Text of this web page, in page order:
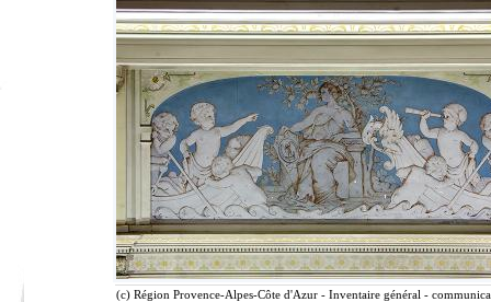
(c) Région Provence-Alpes-Côte d'Azur - Inventaire général -